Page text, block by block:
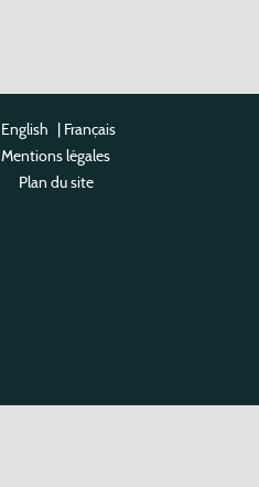
English | Français
Mentions légales
Plan du site